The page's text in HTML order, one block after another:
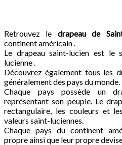
Retrouvez le drapeau de
continent américain .
Le drapeau saint-lucien est le
lucienne .
Découvrez également tous les
généralement des pays du monde.
Chaque pays possède un
représentant son peuple. Le
rectangulaire, les couleurs et
valeurs saint-luciennes.
Chaque pays du continent
propre ainsi que leur propre